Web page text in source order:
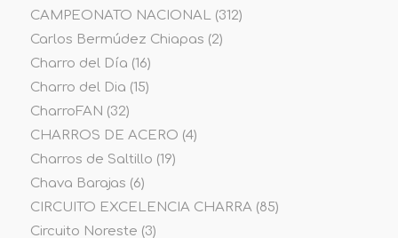
CAMPEONATO NACIONAL(312)
Carlos Bermúdez Chiapas (2)
Charro del Día (16)
Charro del Dia (15)
CharroFAN (32)
CHARROS DE ACERO (4)
Charros de Saltillo (19)
Chava Barajas (6)
CIRCUITO EXCELENCIA CHARRA(85)
Circuito Noreste (3)